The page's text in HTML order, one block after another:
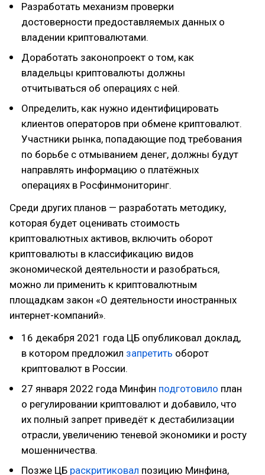
Разработать механизм проверки
достоверности предоставляемых данных о
владении криптовалютами.
Доработать законопроект о том, как
владельцы криптовалюты должны
отчитываться об операциях с ней.
Определить, как нужно идентифицировать
клиентов операторов при обмене криптовалют.
Участники рынка, попадающие под требования
по борьбе с отмыванием денег, должны будут
направлять информацию о платёжных
операциях в Росфинмониторинг.
Среди других планов — разработать методику,
которая будет оценивать стоимость
криптовалютных активов, включить оборот
криптовалюты в классификацию видов
экономической деятельности и разобраться,
можно ли применить к криптовалютным
площадкам закон «О деятельности иностранных
интернет-компаний».
16 декабря 2021 года ЦБ опубликовал доклад,
в котором предложил запретить оборот
криптовалют в России.
27 января 2022 года Минфин подготовило план
о регулировании криптовалют и добавило, что
их полный запрет приведёт к дестабилизации
отрасли, увеличению теневой экономики и росту
мошенничества.
Позже ЦБ раскритиковал позицию Минфина,